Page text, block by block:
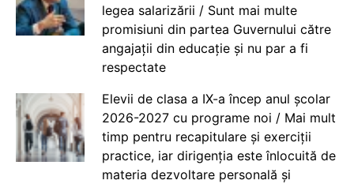
legea salarizării / Sunt mai multe
promisiuni din partea Guvernului către
angajații din educație și nu par a fi
respectate
Elevii de clasa a IX-a încep anul școlar
2026-2027 cu programe noi / Mai mult
timp pentru recapitulare și exerciții
practice, iar dirigenția este înlocuită de
materia dezvoltare personală și